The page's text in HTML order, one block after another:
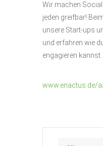
Wir machen
jeden greifbar!
unsere Start-ups
und erfahren wie
engagieren kannst.
www.enactus.de/